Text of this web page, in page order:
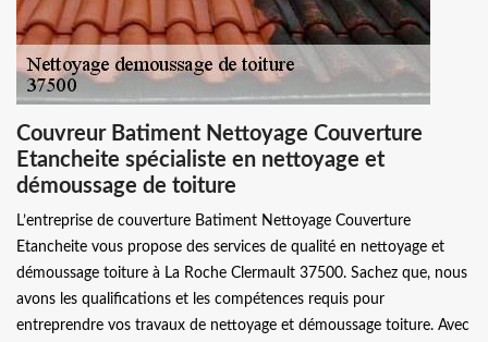
Couvreur Batiment Nettoyage Couverture
Etancheite spécialiste en nettoyage et
démoussage de toiture
L’entreprise de couverture Batiment Nettoyage Couverture
Etancheite vous propose des services de qualité en nettoyage et
démoussage toiture à La Roche Clermault 37500. Sachez que, nous
avons les qualifications et les compétences requis pour
entreprendre vos travaux de nettoyage et démoussage toiture. Avec